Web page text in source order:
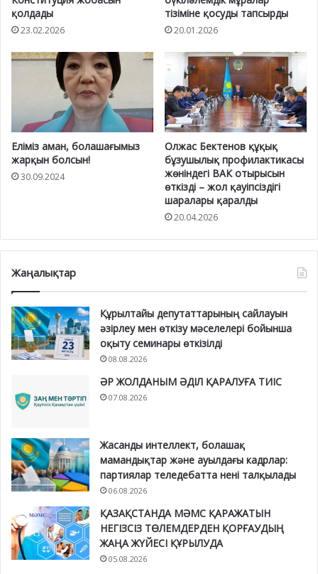
қолдады
23.02.2026
тізіміне қосуды тапсырды
20.01.2026
Еліміз аман, болашағымыз
жарқын болсын!
30.09.2024
Олжас Бектенов құқық
бұзушылық профилактикасы
жөніндегі ВАК отырысын
өткізді – жол қауіпсіздігі
шаралары қаралды
20.04.2026
Жаңалықтар
Құрылтайы депутаттарының сайлауын
әзірлеу мен өткізу мәселелері бойынша
оқыту семинары өткізілді
08.08.2026
ӘР ЖОЛДАНЫМ ӘДІЛ ҚАРАЛУҒА ТИІС
07.08.2026
Жасанды интеллект, болашақ
мамандықтар және ауылдағы кадрлар:
партиялар теледебатта нені талқылады
06.08.2026
ҚАЗАҚСТАНДА МӘМС ҚАРАЖАТЫН
НЕГІЗСІЗ ТӨЛЕМДЕРДЕН ҚОРҒАУДЫҢ
ЖАҢА ЖҮЙЕСІ ҚҰРЫЛУДА
05.08.2026